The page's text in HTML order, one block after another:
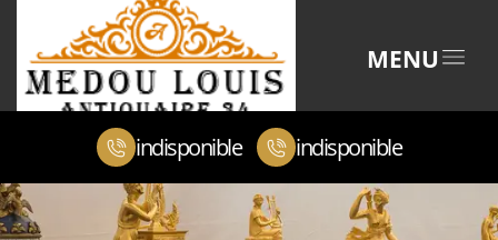
MENU
indisponible indisponible